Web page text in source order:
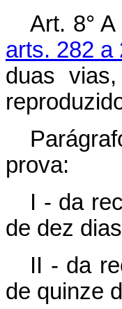
Art. 8°
arts. 282 a
duas
prova:
I - da
de dez
II - da
de quinze